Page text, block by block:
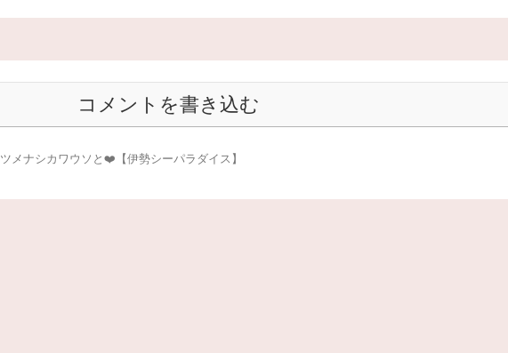
コメントを書き込む
ツメナシカワウソと❤️【伊勢シーパラダイス】